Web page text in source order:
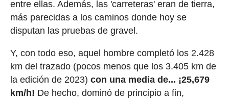
entre ellas. Además, las 'carreteras' eran de tierra,
más parecidas a los caminos donde hoy se
disputan las pruebas de gravel.
Y, con todo eso, aquel hombre completó los 2.428
km del trazado (pocos menos que los 3.405 km de
la edición de 2023) con una media de... ¡25,679
km/h! De hecho, dominó de principio a fin,